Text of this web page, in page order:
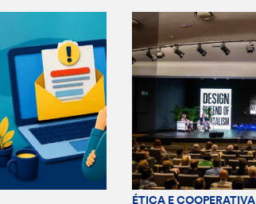
ÉTICA E COOPERATIVA